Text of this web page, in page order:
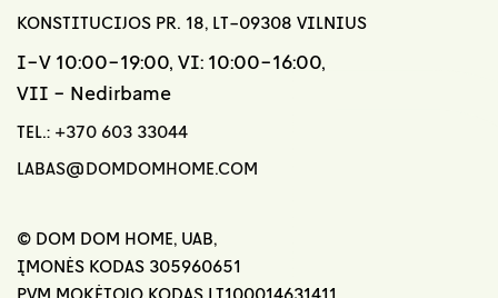
KONSTITUCIJOS PR. 18, LT-09308 VILNIUS
I-V 10:00-19:00, VI: 10:00-16:00,
VII - Nedirbame
TEL.: +370 603 33044
LABAS@DOMDOMHOME.COM
© DOM DOM HOME, UAB,
ĮMONĖS KODAS 305960651
PVM MOKĖTOJO KODAS LT100014631411